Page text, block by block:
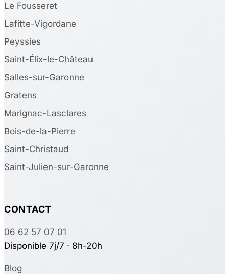
Le Fousseret
Lafitte-Vigordane
Peyssies
Saint-Élix-le-Château
Salles-sur-Garonne
Gratens
Marignac-Lasclares
Bois-de-la-Pierre
Saint-Christaud
Saint-Julien-sur-Garonne
CONTACT
06 62 57 07 01
Disponible 7j/7 · 8h-20h
Blog